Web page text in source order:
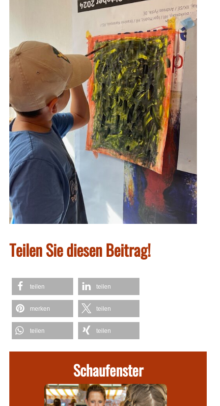
Teilen Sie diesen Beitrag!
teilen teilen
merken teilen
teilen teilen
Schaufenster